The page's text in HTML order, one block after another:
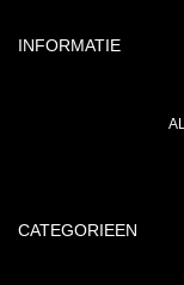
INFORMATIE
CATEGORIEEN